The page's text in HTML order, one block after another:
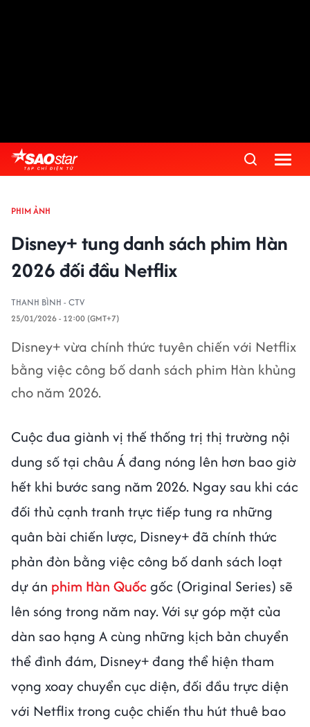
PHIM ẢNH
Disney+ tung danh sách phim Hàn
2026 đối đầu Netflix
THANH BÌNH - CTV
25/01/2026 - 12:00 (GMT+7)
Disney+ vừa chính thức tuyên chiến với Netflix
bằng việc công bố danh sách phim Hàn khủng
cho năm 2026.
Cuộc đua giành vị thế thống trị thị trường nội
dung số tại châu Á đang nóng lên hơn bao giờ
hết khi bước sang năm 2026. Ngay sau khi các
đối thủ cạnh tranh trực tiếp tung ra những
quân bài chiến lược, Disney+ đã chính thức
phản đòn bằng việc công bố danh sách loạt
dự án phim Hàn Quốcgốc (Original Series) sẽ
lên sóng trong năm nay. Với sự góp mặt của
dàn sao hạng A cùng những kịch bản chuyển
thể đình đám, Disney+ đang thể hiện tham
vọng xoay chuyển cục diện, đối đầu trực diện
với Netflix trong cuộc chiến thu hút thuê bao